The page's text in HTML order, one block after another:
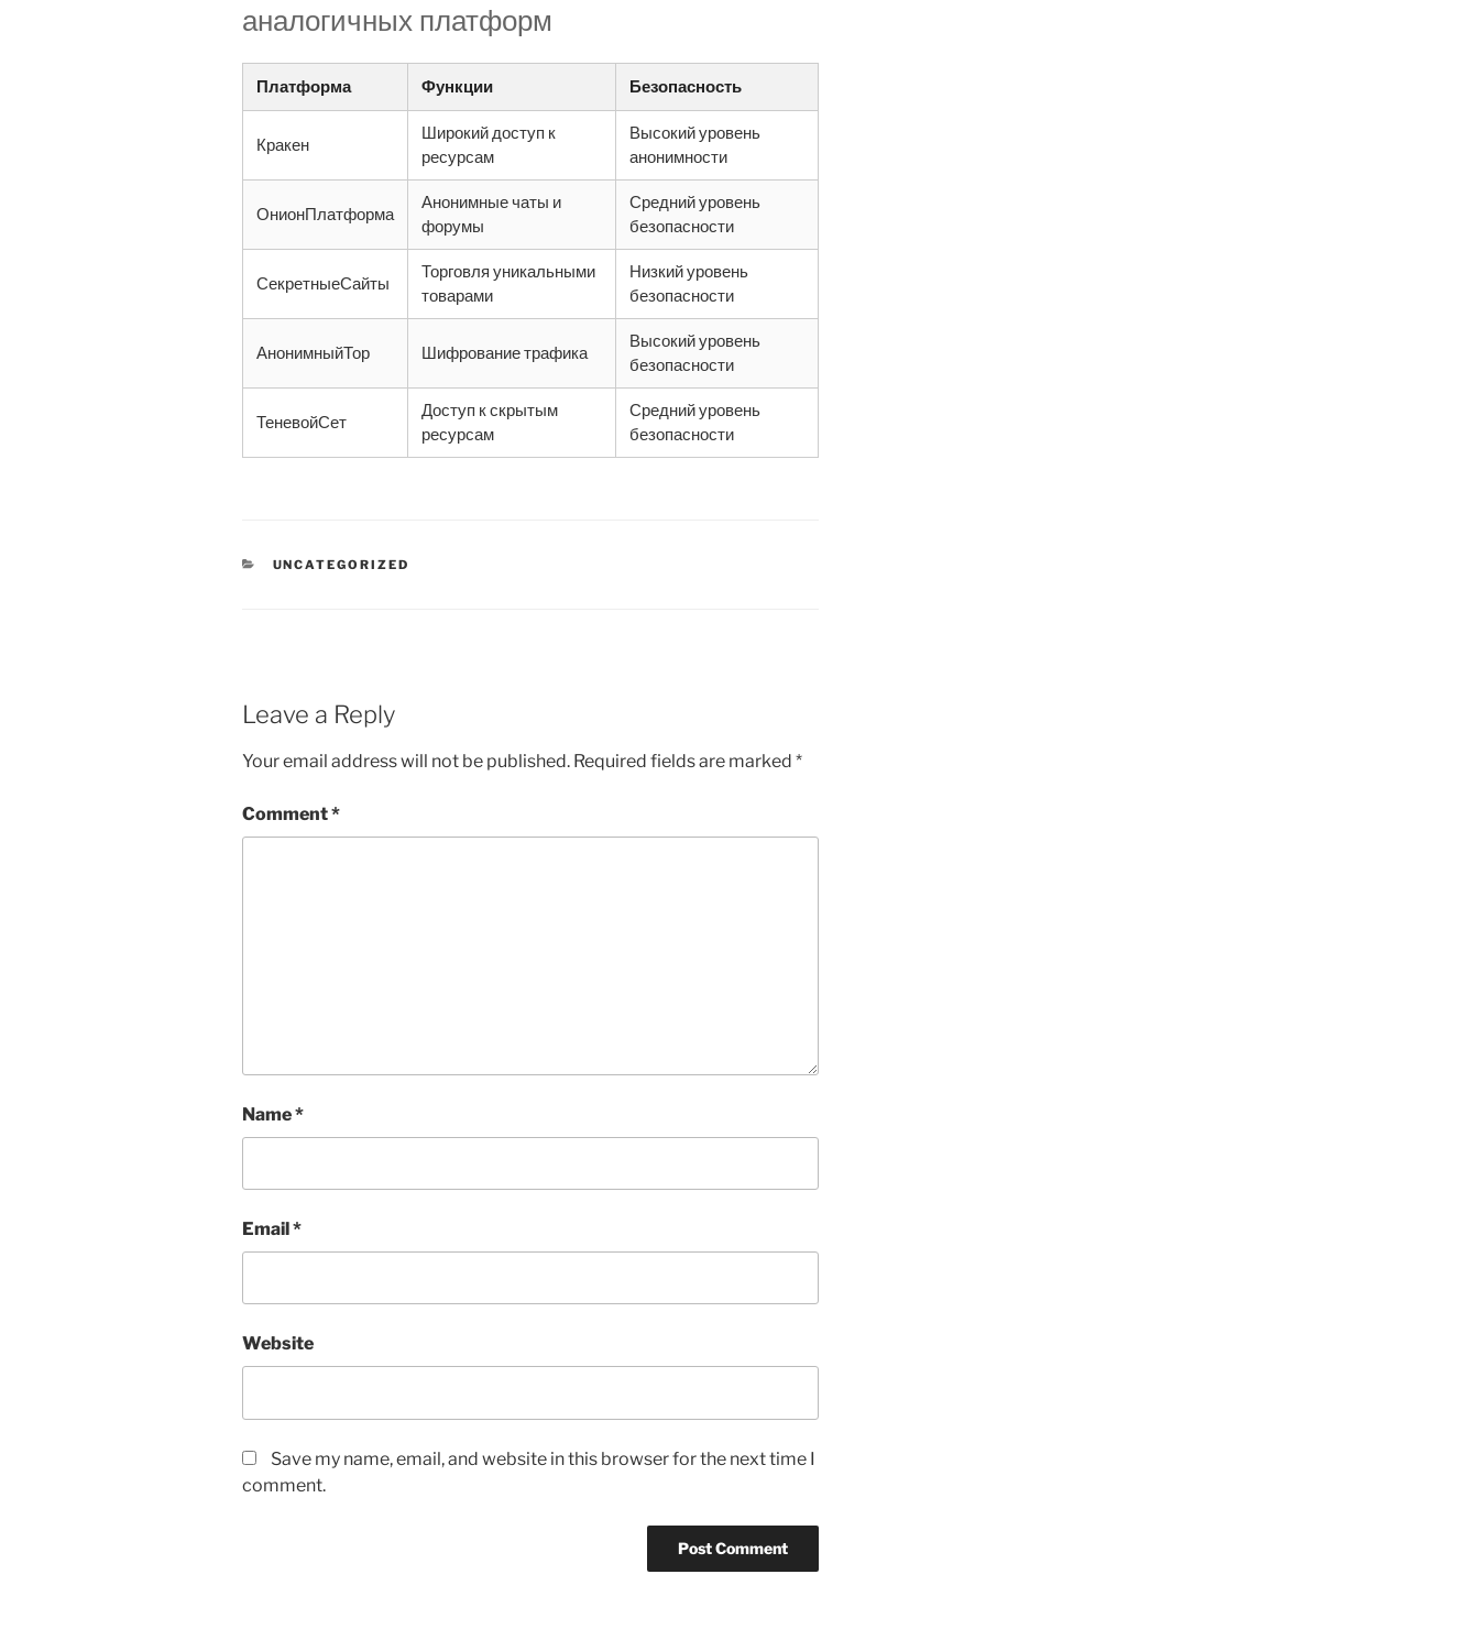
аналогичных платформ
Платформа Функции Безопасность
Кракен
Широкий доступ к
ресурсам
Высокий уровень
анонимности
ОнионПлатформа
Анонимные чаты и
форумы
Средний уровень
безопасности
СекретныеСайты
Торговля уникальными
товарами
Низкий уровень
безопасности
АнонимныйТор Шифрование трафика
Высокий уровень
безопасности
ТеневойСет
Доступ к скрытым
ресурсам
Средний уровень
безопасности
CATEGORIES
UNCATEGORIZED
Leave a Reply
Your email address will not be published. Required fields are marked *
Comment*
Name*
Email*
Website
Save my name, email, and website in this browser for the next time I
comment.